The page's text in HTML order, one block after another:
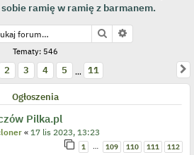
ramię w ramię z barmanem.
Szukaj
Tematy: 546
z 11
2 3 4 5 … 11
Ogłoszenia
Pilka.pl
« 17 lis 2023, 13:23
1 … 109 110 111 112